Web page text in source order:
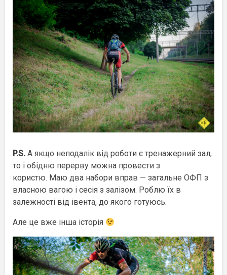
P.S. А якщо неподалік від роботи є тренажерний зал,
то і обідню перерву можна провести з
користю. Маю два набори вправ — загальне ОФП з
власною вагою і сесія з залізом. Роблю їх в
залежності від івента, до якого готуюсь.
Але це вже інша історія